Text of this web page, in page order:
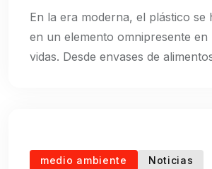
En la era moderna, el plástico se
en un elemento omnipresente en
vidas. Desde envases de
medio ambiente Noticias